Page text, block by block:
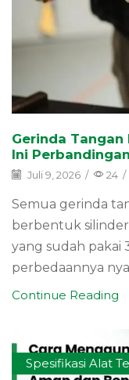
Gerinda
Ini
Juli 9, 2026 / 24 /
Semua gerinda
berbentuk
yang sudah pakai
perbedaannya
Continue Reading
Spesifikasi Alat